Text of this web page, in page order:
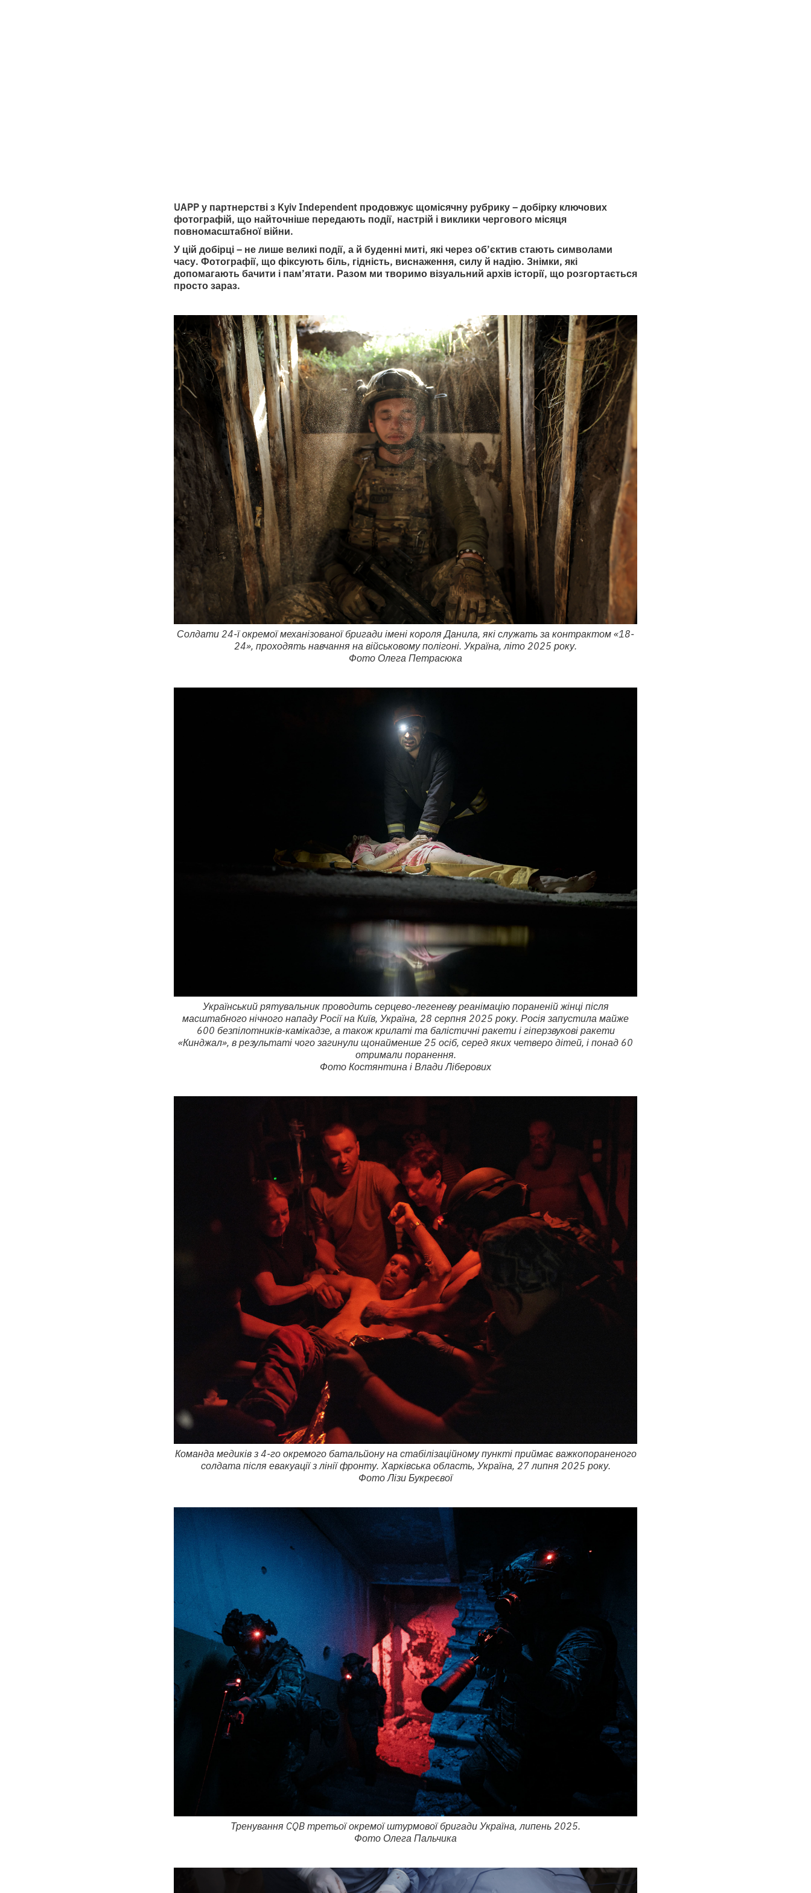
UAPP у партнерстві з Kyiv Independent продовжує щомісячну рубрику – добірку ключових
фотографій, що найточніше передають події, настрій і виклики чергового місяця
повномасштабної війни.
У цій добірці – не лише великі події, а й буденні миті, які через об’єктив стають символами
часу. Фотографії, що фіксують біль, гідність, виснаження, силу й надію. Знімки, які
допомагають бачити і пам’ятати. Разом ми творимо візуальний архів історії, що розгортається
просто зараз.
Солдати 24-ї окремої механізованої бригади імені короля Данила, які служать за контрактом «18-
24», проходять навчання на військовому полігоні. Україна, літо 2025 року.
Фото Олега Петрасюка
Український рятувальник проводить серцево-легеневу реанімацію пораненій жінці після
масштабного нічного нападу Росії на Київ, Україна, 28 серпня 2025 року. Росія запустила майже
600 безпілотників-камікадзе, а також крилаті та балістичні ракети і гіперзвукові ракети
«Кинджал», в результаті чого загинули щонайменше 25 осіб, серед яких четверо дітей, і понад 60
отримали поранення.
Фото Костянтина і Влади Ліберових
Команда медиків з 4-го окремого батальйону на стабілізаційному пункті приймає важкопораненого
солдата після евакуації з лінії фронту. Харківська область, Україна, 27 липня 2025 року.
Фото Лізи Букреєвої
Тренування CQB третьої окремої штурмової бригади Україна, липень 2025.
Фото Олега Пальчика